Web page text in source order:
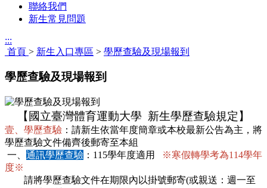
聯絡我們
新生常見問題
:::
首頁 > 新生入口專區 > 學歷查驗及現場報到
學歷查驗及現場報到
【國立臺灣體育運動大學 新生學歷查驗規定】
壹、學歷查驗 ：請新生依當年度簡章或本校最新公告為主，將
學歷查驗文件備齊後郵寄至本組
一、 通訊學歷查驗 ：115學年度適用
※寒假轉學考為114學年
度※
請將學歷查驗文件在期限內以掛號郵寄(或親送：週一至